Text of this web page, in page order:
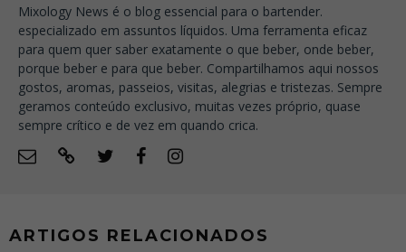
Mixology News é o blog essencial para o bartender.
especializado em assuntos líquidos. Uma ferramenta eficaz
para quem quer saber exatamente o que beber, onde beber,
porque beber e para que beber. Compartilhamos aqui nossos
gostos, aromas, passeios, visitas, alegrias e tristezas. Sempre
geramos conteúdo exclusivo, muitas vezes próprio, quase
sempre crítico e de vez em quando crica.
ARTIGOS RELACIONADOS